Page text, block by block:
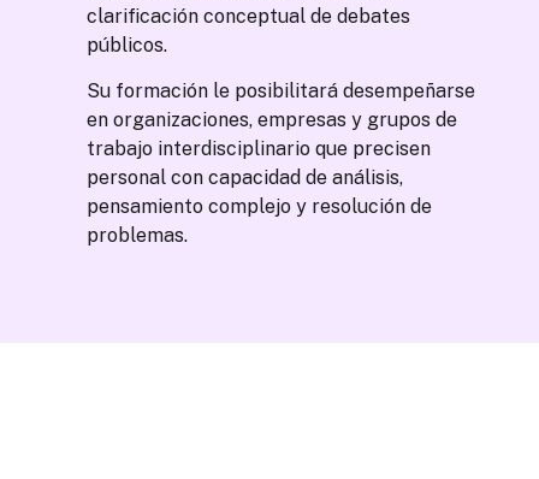
clarificaciónconceptual de debates
públicos.
Su formación le posibilitarádesempeñarse
en organizaciones,empresas y grupos de
trabajo interdisciplinario que precisen
personal con capacidad de análisis,
pensamiento complejo y resoluciónde
problemas.